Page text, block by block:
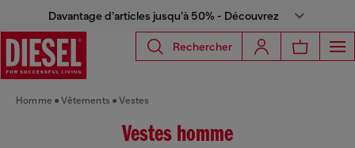
Davantage d’articles jusqu’à 50% - Découvrez
Rechercher
Homme Vêtements Vestes
Vestes homme